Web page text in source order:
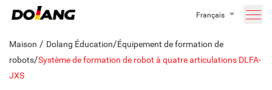
Français
Maison / Dolang Éducation/Équipement de formation de
robots/Système de formation de robot à quatre articulations DLFA-
JXS